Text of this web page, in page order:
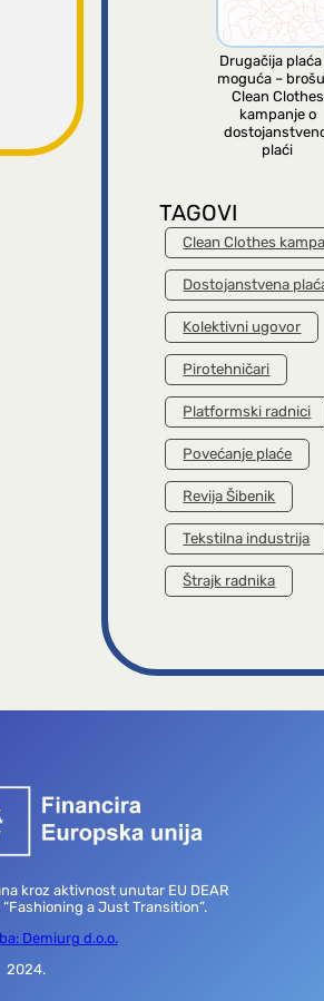
Drugačija plaća
moguća –
Clean Clothes
kampanje o
plaći
TAGOVI
Clean Clothes
Dostojanstvena
Kolektivni ugovor
Pirotehničari
Platformski radnici
Povećanje plaće
Revija Šibenik
Tekstilna industrija
Štrajk radnika
kroz aktivnost unutar EU DEAR
a Just Transition”.
Demiurg d.o.o.
2024.